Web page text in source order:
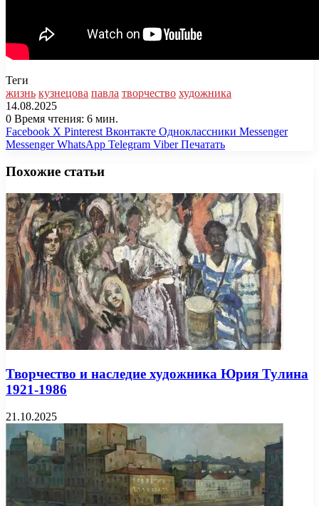
Теги
жизнь кузнецова павла творчество художника
14.08.2025
0 Время чтения: 6 мин.
Facebook X Pinterest Вконтакте Одноклассники Messenger
Messenger WhatsApp Telegram Viber Печатать
Похожие статьи
Творчество и наследие художника Юрия Тулина
1921-1986
21.10.2025